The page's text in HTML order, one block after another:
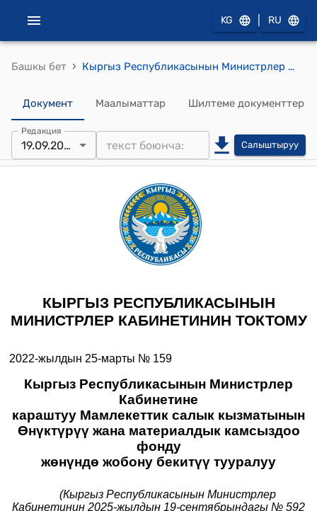
KG RU
Башкы бет › Кыргыз Республикасынын Министрлер Кабинетинин 2022-жылдын 25-мартындагы № 159 "Кыргыз Республикасынын Министрлер Кабинетине караштуу Мамлекеттик салык кызматынын Өнүктүрүү жана материалдык камсыздоо фонду жөнүндө жобону бекитүү тууралуу" токтому
Документ Маалыматтар Шилтеме документтер
Редакция
19.09.2025 Салыштыруу